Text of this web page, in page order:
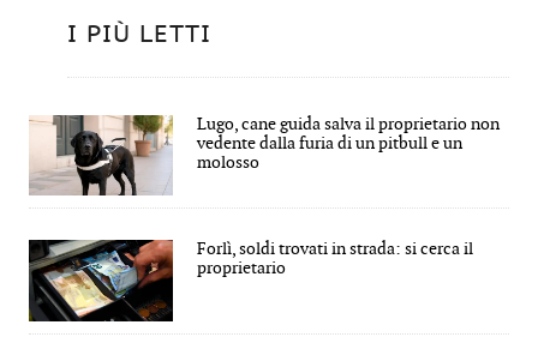
I PIÙ LETTI
Lugo, cane guida salva il proprietario non
vedente dalla furia di un pitbull e un
molosso
Forlì, soldi trovati in strada: si cerca il
proprietario